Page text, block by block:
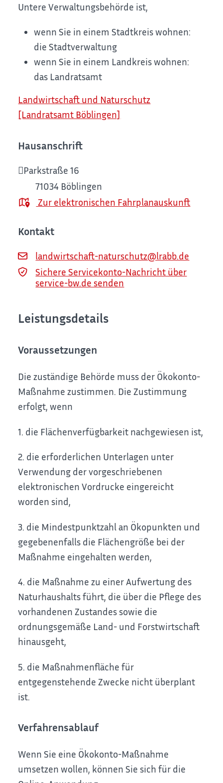
Untere Verwaltungsbehörde ist,
wenn Sie in einem Stadtkreis wohnen:
die Stadtverwaltung
wenn Sie in einem Landkreis wohnen:
das Landratsamt
Landwirtschaft und Naturschutz
[Landratsamt Böblingen]
Hausanschrift
Parkstraße 16
71034 Böblingen
Zur elektronischen Fahrplanauskunft
Kontakt
landwirtschaft-naturschutz@lrabb.de
Sichere Servicekonto-Nachricht über
service-bw.de senden
Leistungsdetails
Voraussetzungen
Die zuständige Behörde muss der Ökokonto-
Maßnahme zustimmen. Die Zustimmung
erfolgt, wenn
1. die Flächenverfügbarkeit nachgewiesen ist,
2. die erforderlichen Unterlagen unter
Verwendung der vorgeschriebenen
elektronischen Vordrucke eingereicht
worden sind,
3. die Mindestpunktzahl an Ökopunkten und
gegebenenfalls die Flächengröße bei der
Maßnahme eingehalten werden,
4. die Maßnahme zu einer Aufwertung des
Naturhaushalts führt, die über die Pflege des
vorhandenen Zustandes sowie die
ordnungsgemäße Land- und Forstwirtschaft
hinausgeht,
5. die Maßnahmenfläche für
entgegenstehende Zwecke nicht überplant
ist.
Verfahrensablauf
Wenn Sie eine Ökokonto-Maßnahme
umsetzen wollen, können Sie sich für die